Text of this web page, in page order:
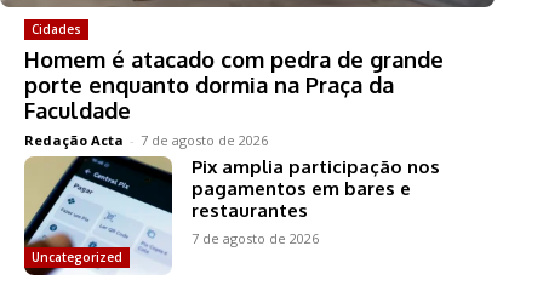
Cidades
Homem é atacado com pedra de grande
porte enquanto dormia na Praça da
Faculdade
Redação Acta - 7 de agosto de 2026
Uncategorized
Pix amplia participação nos
pagamentos em bares e
restaurantes
7 de agosto de 2026